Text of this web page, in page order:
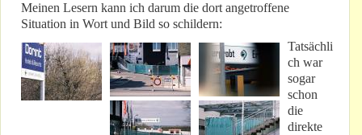
Meinen Lesern kann ich darum die dort angetroffene
Situation in Wort und Bild so schildern:
Tatsächli
ch war
sogar
schon
die
direkte